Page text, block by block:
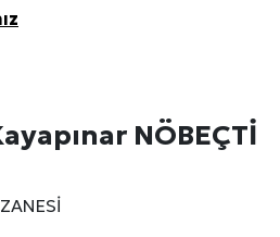
NÖBEÇTİ